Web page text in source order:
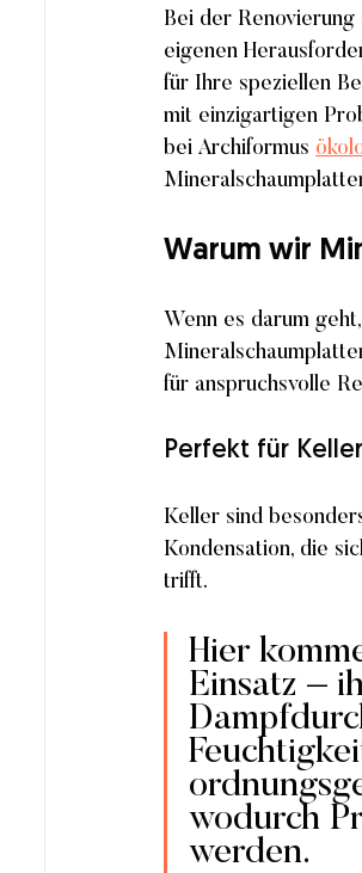
Bei der
eigenen
für Ihre speziellen
mit einzigartigen
bei Archiformus
Warum wir
Wenn es darum
für anspruchsvolle
Perfekt für
Keller sind
Kondensation, die
trifft.
Hier
Einsatz –
wodurch
werden.